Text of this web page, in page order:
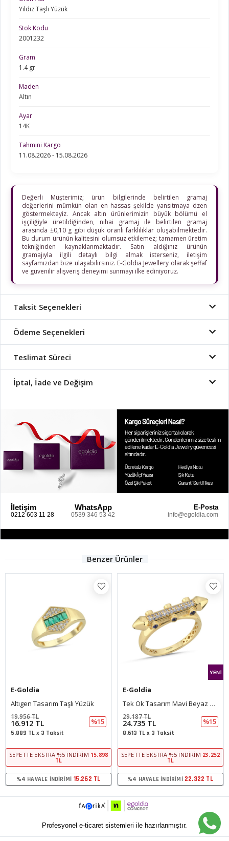
Yıldız Taşlı Yüzük
Stok Kodu
2001232
Gram
1.4 gr
Maden
Altın
Ayar
14K
Tahmini Kargo
11.08.2026 - 15.08.2026
Değerli Müşterimiz; ürün bilgilerinde belirtilen gramaj
değerlerini mümkün olan en hassas şekilde yansıtmaya özen
göstermekteyiz. Ancak altın ürünlerimizin büyük bölümü el
işçiliğiyle üretildiğinden, nihai gramaj ile belirtilen gramaj
arasında ±0,10 g gibi düşük oranlı farklılıklar oluşabilmektedir.
Bu durum ürünün kalitesini olumsuz etkilemez; tamamen üretim
tekniğinden kaynaklanmaktadır. Satın aldığınız ürünün
gramajıyla ilgili detaylı bilgi almak isterseniz, iletişim
sayfamızdan bize ulaşabilirsiniz. E-Goldia Jewellery olarak şeffaf
ve güvenilir alışveriş deneyimi sunmayı ilke ediniyoruz.
Taksit Seçenekleri
Ödeme Seçenekleri
Teslimat Süreci
İptal, İade ve Değişim
İletişim
0212 603 11 28
WhatsApp
0539 346 53 42
E-Posta
info@egoldia.com
Benzer Ürünler
E-Goldia
Altıgen Tasarım Taşlı Yüzük
16.912 TL
19.956 TL
%15
5.889 TL x 3 Taksit
SEPETTE EKSTRA %5 İNDIRIM 15.898
TL
%4 HAVALE İNDIRIMI 15.262 TL
E-Goldia
Tek Ok Tasarım Mavi Beyaz Taşlı Yüzük
24.735 TL
29.187 TL
%15
8.613 TL x 3 Taksit
SEPETTE EKSTRA %5 İNDIRIM 23.252
TL
%4 HAVALE İNDIRIMI 22.322 TL
Profesyonel e-ticaret sistemleri ile hazırlanmıştır.